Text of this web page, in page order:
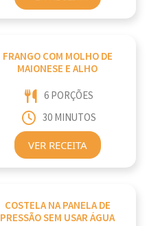
FRANGO COM MOLHO DE
MAIONESE E ALHO
6 PORÇÕES
30 MINUTOS
VER RECEITA
COSTELA NA PANELA DE
PRESSÃO SEM USAR ÁGUA